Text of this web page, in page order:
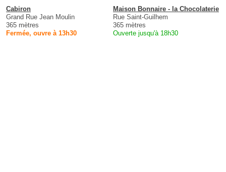
Cabiron
Grand Rue Jean Moulin
365 mètres
Fermée, ouvre à 13h30
Maison Bonnaire - la Chocolaterie
Rue Saint-Guilhem
365 mètres
Ouverte jusqu'à 18h30